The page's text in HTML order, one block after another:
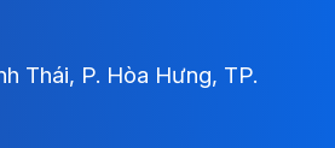
Thái, P. Hòa Hưng, TP.